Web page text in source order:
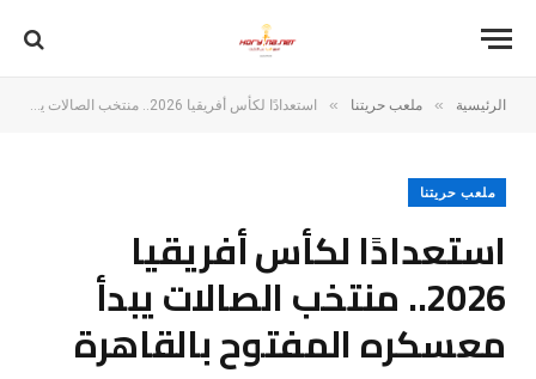
الرئيسية » ملعب حريتنا » استعدادًا لكأس أفريقيا 2026.. منتخب الصالات يبدأ معسكره المفتوح بالقاهرة
ملعب حريتنا
استعدادًا لكأس أفريقيا
2026.. منتخب الصالات يبدأ
معسكره المفتوح بالقاهرة